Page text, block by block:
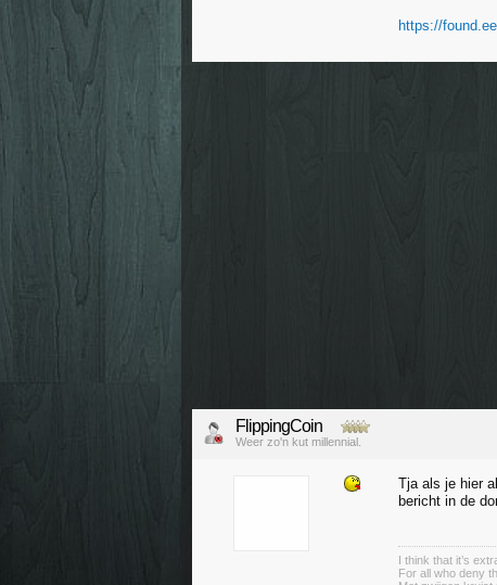
https://
FlippingCoin
Weer zo'n kut millennial.
Tja als je hier
bericht in de
I think that it’s
For all who deny